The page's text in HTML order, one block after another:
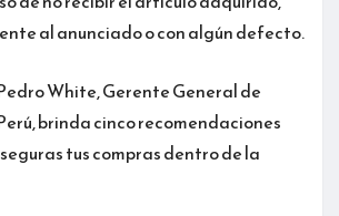
al anunciado o con algún defecto.
White, Gerente General de
brinda cinco recomendaciones
tus compras dentro de la